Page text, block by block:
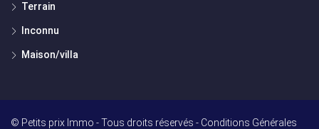
Terrain
Inconnu
Maison/villa
© Petits prix Immo - Tous droits réservés - Conditions Générales